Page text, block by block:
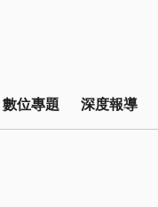
數位專題 深度報導